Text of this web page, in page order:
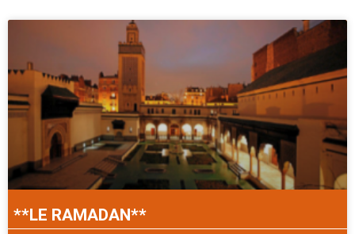
**LE RAMADAN**